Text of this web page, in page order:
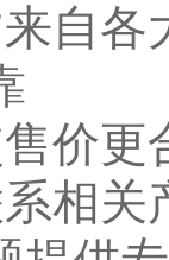
自各
价
相